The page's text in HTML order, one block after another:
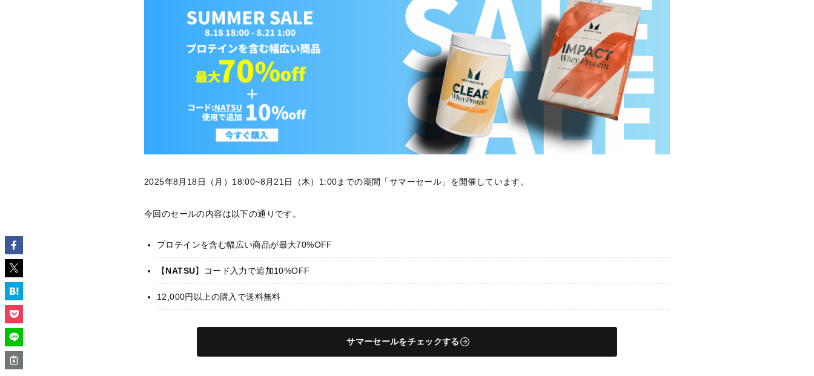
2025年8月18日（月）18:00~8月21日（木）1:00までの期間「サマーセール」を開催しています。
今回のセールの内容は以下の通りです。
プロテインを含む幅広い商品が最大70%OFF
【NATSU】コード入力で追加10%OFF
12,000円以上の購入で送料無料
サマーセールをチェックする